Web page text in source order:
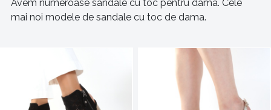
Avem numeroase sandale cu toc pentru dama. Cele
mai noi modele de sandale cu toc de dama.